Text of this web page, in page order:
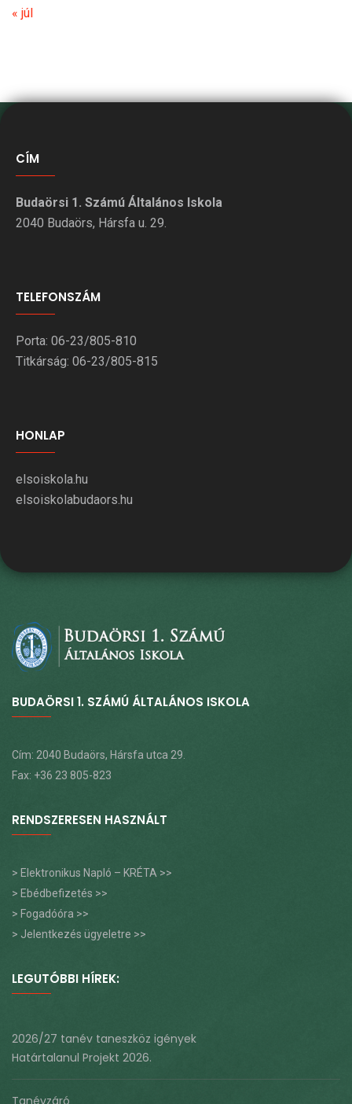
« júl
CÍM
Budaörsi 1. Számú Általános Iskola
2040 Budaörs, Hársfa u. 29.
TELEFONSZÁM
Porta: 06-23/805-810
Titkárság: 06-23/805-815
HONLAP
elsoiskola.hu
elsoiskolabudaors.hu
BUDAÖRSI 1. SZÁMÚ ÁLTALÁNOS ISKOLA
Cím: 2040 Budaörs, Hársfa utca 29.
Fax: +36 23 805-823
RENDSZERESEN HASZNÁLT
> Elektronikus Napló – KRÉTA >>
> Ebédbefizetés >>
> Fogadóóra >>
> Jelentkezés ügyeletre >>
LEGUTÓBBI HÍREK:
2026/27 tanév taneszköz igények
Határtalanul Projekt 2026.
Tanévzáró